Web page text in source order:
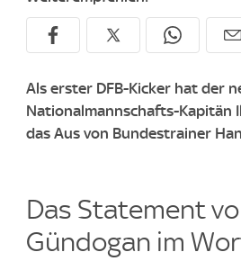
Als erster DFB-Kicker hat der
Nationalmannschafts-Kapitän
das Aus von Bundestrainer
Das Statement
Gündogan im